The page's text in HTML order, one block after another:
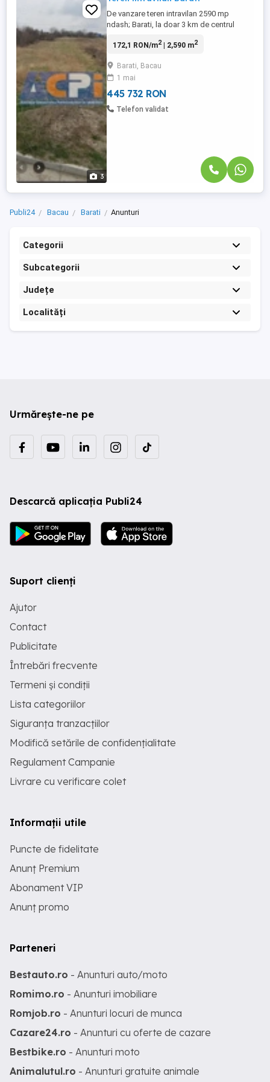
3
De vanzare teren intravilan 2590 mp
ndash; Barati, la doar 3 km de centrul
18 ml la drum de acces, asfaltat. Terenul
pozitionata, fiind ideal pentru diverse
tipuri de investitii: * constructii rezidentiale
(case ...
172,1 RON/m2| 2,590 m2
Barati, Bacau
1 mai
445 732 RON
Telefon validat
Publi24 Bacau Barati Anunturi
Categorii
Subcategorii
Județe
Localități
Urmărește-ne pe
Descarcă aplicația Publi24
Suport clienți
Ajutor
Contact
Publicitate
Întrebări frecvente
Termeni și condiții
Lista categoriilor
Siguranța tranzacțiilor
Modifică setările de confidențialitate
Regulament Campanie
Livrare cu verificare colet
Informații utile
Puncte de fidelitate
Anunț Premium
Abonament VIP
Anunț promo
Parteneri
Bestauto.ro - Anunturi auto/moto
Romimo.ro - Anunturi imobiliare
Romjob.ro - Anunturi locuri de munca
Cazare24.ro - Anunturi cu oferte de cazare
Bestbike.ro - Anunturi moto
Animalutul.ro - Anunturi gratuite animale